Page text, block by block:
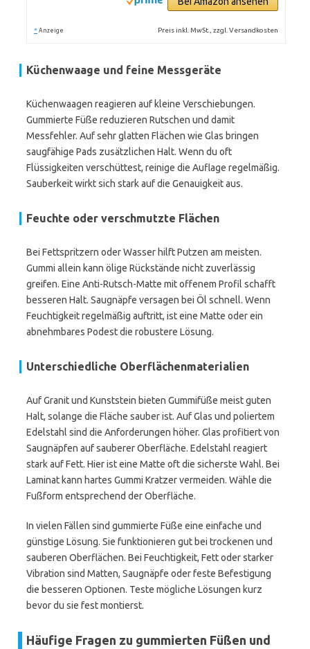
* Anzeige Preis inkl. MwSt., zzgl. Versandkosten
Küchenwaage und feine Messgeräte
Küchenwaagen reagieren auf kleine Verschiebungen.
Gummierte Füße reduzieren Rutschen und damit
Messfehler. Auf sehr glatten Flächen wie Glas bringen
saugfähige Pads zusätzlichen Halt. Wenn du oft
Flüssigkeiten verschüttest, reinige die Auflage regelmäßig.
Sauberkeit wirkt sich stark auf die Genauigkeit aus.
Feuchte oder verschmutzte Flächen
Bei Fettspritzern oder Wasser hilft Putzen am meisten.
Gummi allein kann ölige Rückstände nicht zuverlässig
greifen. Eine Anti-Rutsch-Matte mit offenem Profil schafft
besseren Halt. Saugnäpfe versagen bei Öl schnell. Wenn
Feuchtigkeit regelmäßig auftritt, ist eine Matte oder ein
abnehmbares Podest die robustere Lösung.
Unterschiedliche Oberflächenmaterialien
Auf Granit und Kunststein bieten Gummifüße meist guten
Halt, solange die Fläche sauber ist. Auf Glas und poliertem
Edelstahl sind die Anforderungen höher. Glas profitiert von
Saugnäpfen auf sauberer Oberfläche. Edelstahl reagiert
stark auf Fett. Hier ist eine Matte oft die sicherste Wahl. Bei
Laminat kann hartes Gummi Kratzer vermeiden. Wähle die
Fußform entsprechend der Oberfläche.
In vielen Fällen sind gummierte Füße eine einfache und
günstige Lösung. Sie funktionieren gut bei trockenen und
sauberen Oberflächen. Bei Feuchtigkeit, Fett oder starker
Vibration sind Matten, Saugnäpfe oder feste Befestigung
die besseren Optionen. Teste mögliche Lösungen kurz
bevor du sie fest montierst.
Häufige Fragen zu gummierten Füßen und